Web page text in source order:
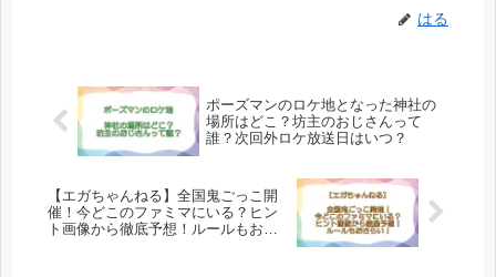
はる
ポーズマンのロケ地となった神社の
場所はどこ？坊主のおじさんって
誰？次回外ロケ放送日はいつ？
【エガちゃんねる】全国鬼ごっこ開
催！今どこのファミマにいる？ヒン
ト画像から徹底予想！ルールもおさ